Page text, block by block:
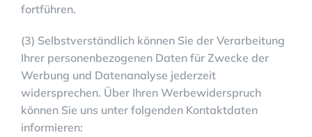
fortführen.
(3) Selbstverständlich können Sie der Verarbeitung
Ihrer personenbezogenen Daten für Zwecke der
Werbung und Datenanalyse jederzeit
widersprechen. Über Ihren Werbewiderspruch
können Sie uns unter folgenden Kontaktdaten
informieren: